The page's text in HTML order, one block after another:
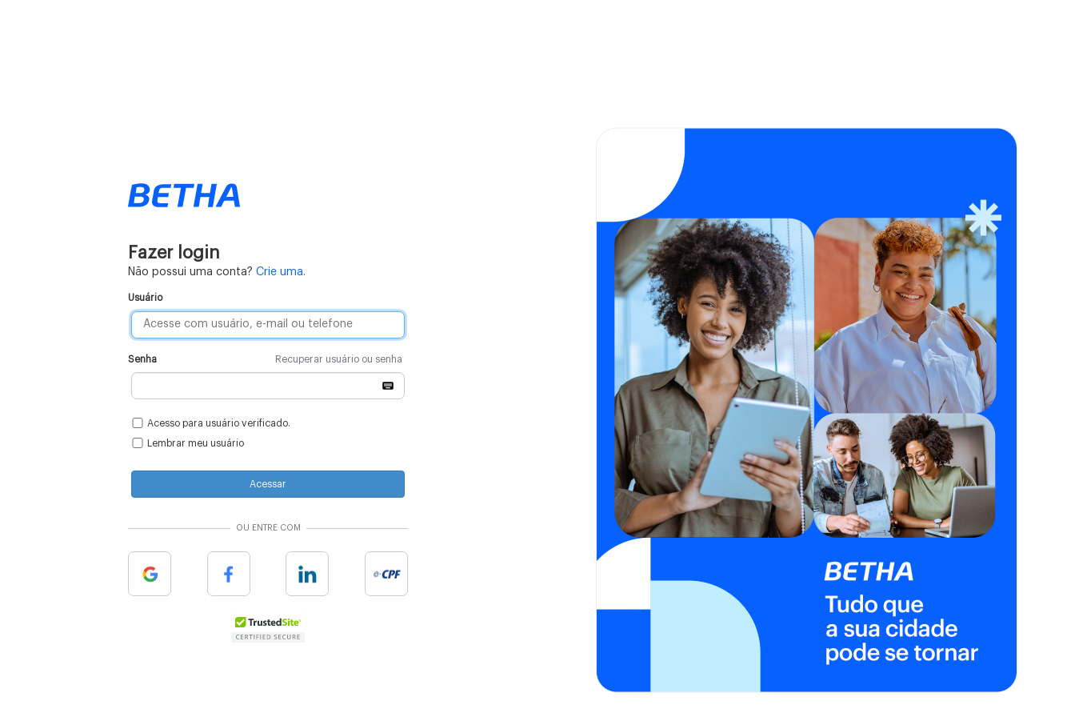
Fazer login
Não possui uma conta?Crie uma.
Usuário
Senha Recuperar usuário ou senha
Acesso para usuário verificado.
Lembrar meu usuário
Acessar
OU ENTRE COM